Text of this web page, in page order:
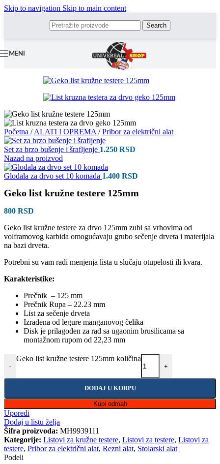
Skip to navigation Skip to main content
Search
MENI
Početna / ALATI I OPREMA / Pribor za električni alat
Set za brzo bušenje i šrafljenje 1.250 RSD
Nazad na proizvod
Glodala za drvo set 10 komada 1.400 RSD
Geko list kružne testere 125mm
800 RSD
Geko list kružne testere za drvo 125mm zubi sa vrhovima od
volframovog karbida omogućavaju grubo sečenje drveta i materijala
na bazi drveta.
Potrebni su vam radi menjenja lista u slučaju otupelosti ili kvara.
Karakteristike:
Prečnik – 125 mm
Prečnik Rupa – 22.23 mm
List za sečenje drveta
Izrađena od legure manganovog čelika
Disk je prilagođen za rad sa ugaonim brusilicama sa
montažnom rupom od 22,23 mm
-
Geko list kružne testere 125mm količina
+
DODAJ U KORPU
Kupi odmah
Uporedi
Dodaj u listu želja
Šifra proizvoda: MH9939111
Kategorije: Listovi za kružne testere, Listovi za testere, Listovi za
testere, Pribor za električni alat, Rezni alat, Stolarski alat
Podeli